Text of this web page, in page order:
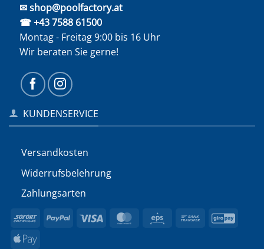
✉ shop@poolfactory.at
☎ +43 7588 61500
Montag - Freitag 9:00 bis 16 Uhr
Wir beraten Sie gerne!
KUNDENSERVICE
Versandkosten
Widerrufs­belehrung
Zahlungsarten
Sofort PayPal Visa MasterCard
Eps
Bank
Apple